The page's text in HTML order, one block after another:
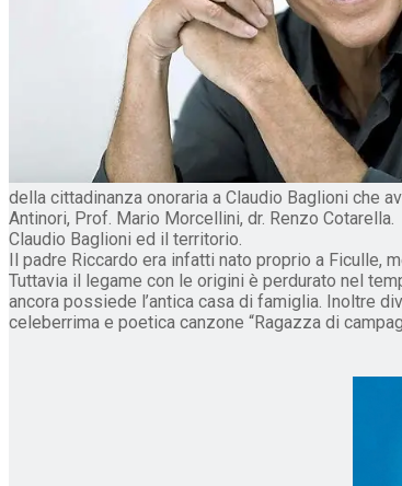
della cittadinanza onoraria a Claudio Baglioni che
Antinori, Prof. Mario Morcellini, dr. Renzo
Claudio Baglioni ed il territorio.
Il padre Riccardo era infatti nato proprio a Ficulle,
Tuttavia il legame con le origini è perdurato nel
ancora possiede l’antica casa di famiglia. Inoltre
celeberrima e poetica canzone “Ragazza di